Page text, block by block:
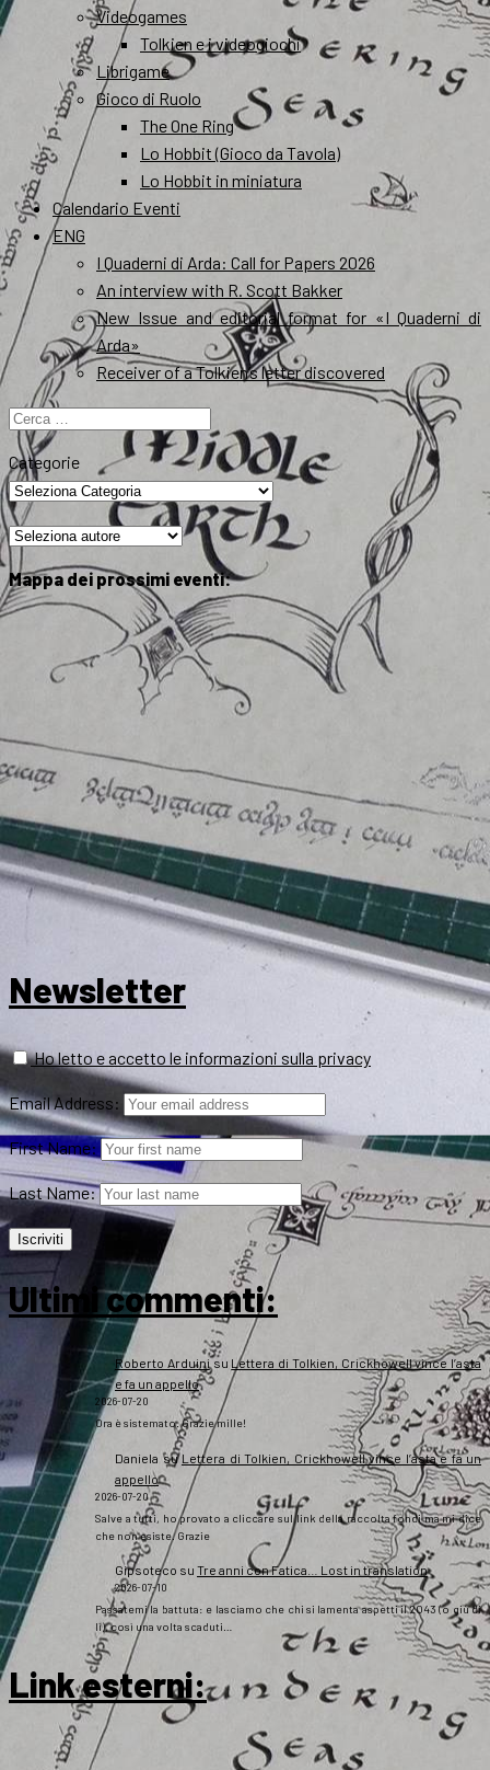
Videogames
Tolkien e i videogiochi
Librigame
Gioco di Ruolo
The One Ring
Lo Hobbit (Gioco da Tavola)
Lo Hobbit in miniatura
Calendario Eventi
ENG
I Quaderni di Arda: Call for Papers 2026
An interview with R. Scott Bakker
New Issue and editorial format for «I Quaderni di
Arda»
Receiver of a Tolkien’s letter discovered
Ricerca
per:
Categorie
Mappa dei prossimi eventi:
Newsletter
Ho letto e accetto le informazioni sulla privacy
Email Address:
First Name:
Last Name:
Ultimi commenti:
Roberto Arduinisu Lettera di Tolkien, Crickhowell vince l’asta
e fa un appello
2026-07-20
Ora è sistemato. Grazie mille!
Daniela suLettera di Tolkien, Crickhowell vince l’asta e fa un
appello
2026-07-20
Salve a tutti, ho provato a cliccare sul link della raccolta fondi ma mi dice
che non esiste. Grazie
Gipsoteco su Tre anni con Fatica… Lost in translation
2026-07-10
Passatemi la battuta: e lasciamo che chi si lamenta aspetti il 2043 (o giù di
lì), così una volta scaduti…
Link esterni: